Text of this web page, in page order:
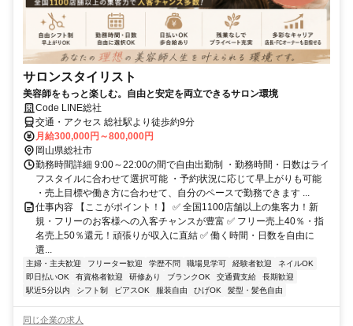
サロンスタイリスト
美容師をもっと楽しむ。自由と安定を両立できるサロン環境
Code LINE総社
交通・アクセス 総社駅より徒歩約9分
月給300,000円～800,000円
岡山県総社市
勤務時間詳細 9:00～22:00の間で自由出勤制 ・勤務時間・日数はライ
フスタイルに合わせて選択可能 ・予約状況に応じて早上がりも可能
・売上目標や働き方に合わせて、自分のペースで勤務できます ...
仕事内容 【ここがポイント！】 ✅ 全国1100店舗以上の集客力！新
規・フリーのお客様への入客チャンスが豊富 ✅ フリー売上40％・指
名売上50％還元！頑張りが収入に直結 ✅ 働く時間・日数を自由に
選...
主婦・主夫歓迎 フリーター歓迎 学歴不問 職場見学可 経験者歓迎
ネイルOK
即日払いOK
有資格者歓迎 研修あり ブランクOK 交通費支給
長期歓迎
駅近5分以内
シフト制 ピアスOK 服装自由 ひげOK 髪型・髪色自由
同じ企業の求人